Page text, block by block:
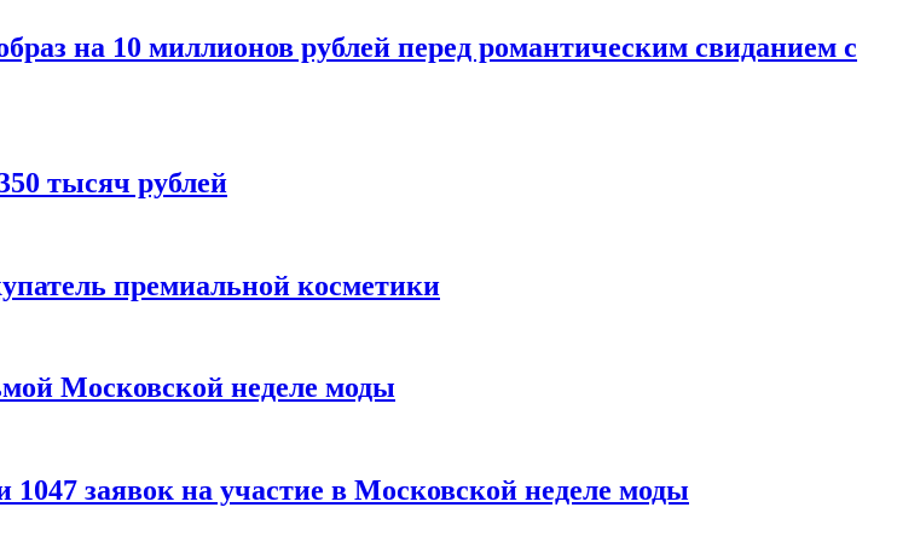
на 10 миллионов рублей перед романтическим свиданием с
тысяч рублей
премиальной косметики
Московской неделе моды
заявок на участие в Московской неделе моды